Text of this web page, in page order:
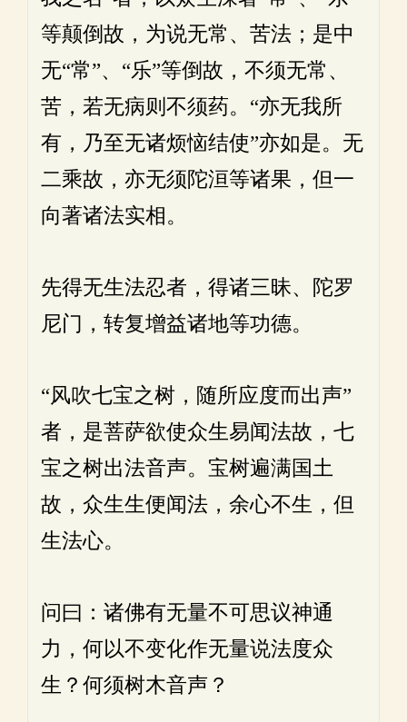
等颠倒故，为说无常、苦法；是中
无“常”、“乐”等倒故，不须无常、
苦，若无病则不须药。“亦无我所
有，乃至无诸烦恼结使”亦如是。无
二乘故，亦无须陀洹等诸果，但一
向著诸法实相。
先得无生法忍者，得诸三昧、陀罗
尼门，转复增益诸地等功德。
“风吹七宝之树，随所应度而出声”
者，是菩萨欲使众生易闻法故，七
宝之树出法音声。宝树遍满国土
故，众生生便闻法，余心不生，但
生法心。
问曰：诸佛有无量不可思议神通
力，何以不变化作无量说法度众
生？何须树木音声？